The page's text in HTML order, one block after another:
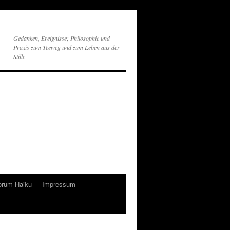
Gedanken, Ereignisse; Philosophie und
Praxis zum Teeweg und zum Leben aus der
Stille
Haiku
Impressum